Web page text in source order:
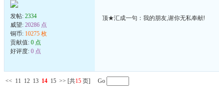
发帖: 2334
威望: 20286 点
铜币: 10275 枚
贡献值: 0 点
好评度: 0 点
顶★汇成一句：我的朋友,谢你无私奉献!
<< 11 12 13 14 15 >> [共15 页] Go